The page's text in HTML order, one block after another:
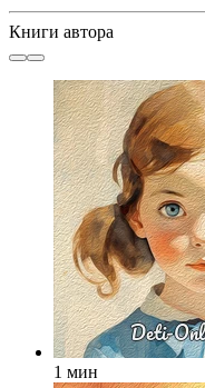
Книги автора
1 мин